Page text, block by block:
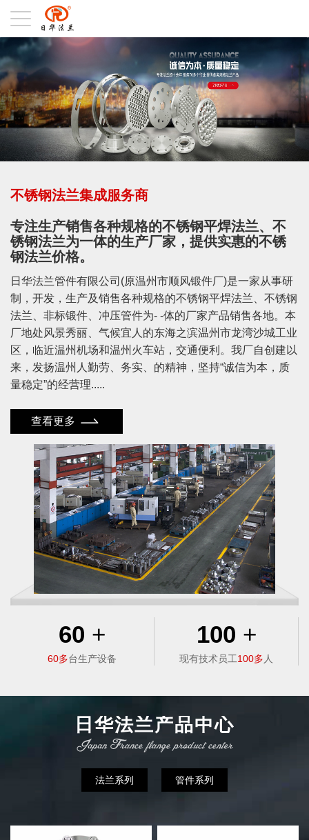
不锈钢法兰集成服务商
专注生产销售各种规格的不锈钢平焊法兰、不
锈钢法兰为一体的生产厂家，提供实惠的不锈
钢法兰价格。
日华法兰管件有限公司(原温州市顺风锻件厂)是一家从事研
制，开发，生产及销售各种规格的不锈钢平焊法兰、不锈钢
法兰、非标锻件、冲压管件为- -体的厂家产品销售各地。本
厂地处风景秀丽、气候宜人的东海之滨温州市龙湾沙城工业
区，临近温州机场和温州火车站，交通便利。我厂自创建以
来，发扬温州人勤劳、务实、的精神，坚持“诚信为本，质
量稳定”的经营理.....
查看更多
60 +
60多台生产设备
100 +
现有技术员工100多 人
日华法兰产品中心
法兰系列 管件系列